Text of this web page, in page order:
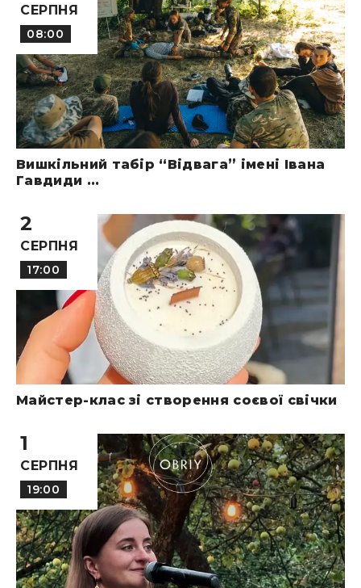
СЕРПНЯ
08:00
Вишкільний табір “Відвага” імені Івана
Гавдиди ...
2
СЕРПНЯ
17:00
Майстер-клас зі створення соєвої свічки
1
СЕРПНЯ
19:00